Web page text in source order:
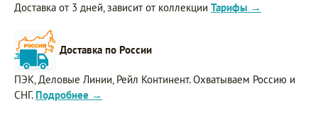
Доставка от 3 дней, зависит от коллекции Тарифы →
Доставка по России
ПЭК, Деловые Линии, Рейл Континент. Охватываем Россию и
СНГ. Подробнее →